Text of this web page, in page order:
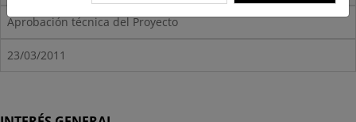
Aprobación técnica del Proyecto
23/03/2011